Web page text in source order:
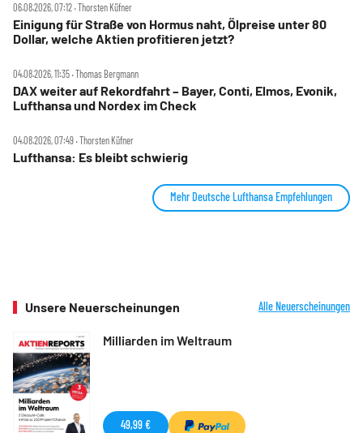
06.08.2026, 07:12 ‧ Thorsten Küfner
Einigung für Straße von Hormus naht, Ölpreise unter 80
Dollar, welche Aktien profitieren jetzt?
04.08.2026, 11:35 ‧ Thomas Bergmann
DAX weiter auf Rekordfahrt – Bayer, Conti, Elmos, Evonik,
Lufthansa und Nordex im Check
04.08.2026, 07:49 ‧ Thorsten Küfner
Lufthansa: Es bleibt schwierig
Mehr Deutsche Lufthansa Empfehlungen
Unsere Neuerscheinungen Alle Neuerscheinungen
Milliarden im Weltraum
49,99 €